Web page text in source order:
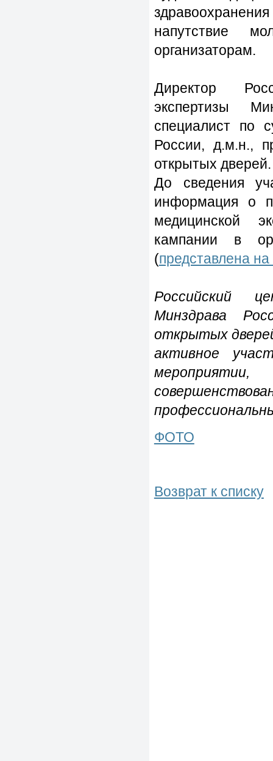
напутствие
организаторам.
Директор
экспертизы
специалист по
России, д.м.н.,
открытых дверей.
До сведения
информация о
медицинской
кампании в
(представлена
Российский
Минздрава
открытых
активное
ФОТО
Возврат к списку